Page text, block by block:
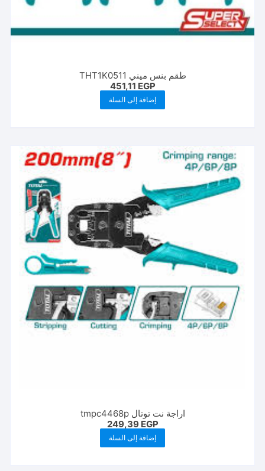
طقم بنس ميني THT1K0511
451,11 EGP
إضافة إلى السلة
اراجة نت توتال tmpc4468p
249,39 EGP
إضافة إلى السلة